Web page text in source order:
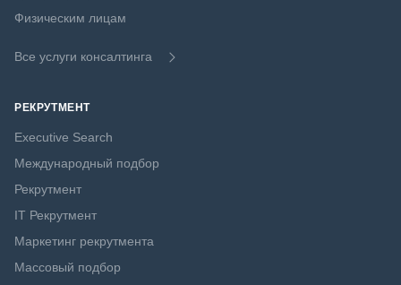
Физическим лицам
Все услуги консалтинга
РЕКРУТМЕНТ
Executive Search
Международный подбор
Рекрутмент
IT Рекрутмент
Маркетинг рекрутмента
Массовый подбор